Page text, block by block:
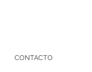
CONTACTO